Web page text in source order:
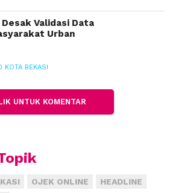
Wali Kota, untuk meninjau
tarif air PDAM Tirta
Desak Validasi Data
Urban
KOTA BEKASI
UNTUK KOMENTAR
OJEK ONLINE
HEADLINE